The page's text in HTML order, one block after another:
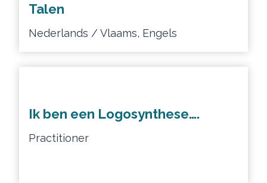
Talen
Nederlands / Vlaams, Engels
Ik ben een Logosynthese….
Practitioner